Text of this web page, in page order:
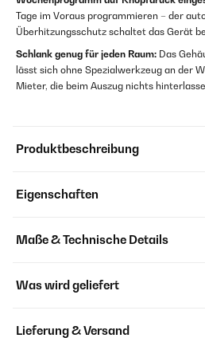
Tage im Voraus programmieren – der
Überhitzungsschutz schaltet das Gerät
Schlank genug für jeden Raum: Das
lässt sich ohne Spezialwerkzeug an der
Mieter, die beim Auszug nichts
Produktbeschreibung
Eigenschaften
Maße & Technische Details
Was wird geliefert
Lieferung & Versand